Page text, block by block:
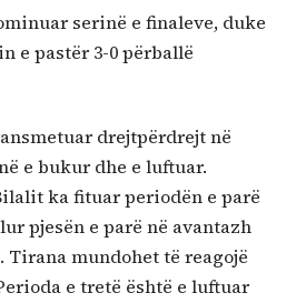
serinë e finaleve, duke
e pastër 3-0 përballë
drejtpërdrejt në
e bukur dhe e luftuar.
ka fituar periodën e parë
pjesën e parë në avantazh
Tirana mundohet të reagojë
e tretë është e luftuar